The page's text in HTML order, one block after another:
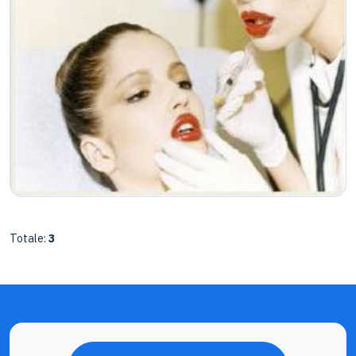
guardare il suo volto “a pezzi”, ovvero concentrandosi
sulle unità estetiche del viso (la fronte, la regione orbito-
palpebrale, la regione delle guance e il collo) e non nel suo
insieme. Poi le chiedo di guardare alcune foto di stelle del
cinema e di giudicarle insieme, voglio che mi dica cosa
ritiene attraente e cosa invece giudica antiestetico. Mi
rendo conto che ha una buona capacità di critica per ciò
che riguarda gli altri, che svanisce quando osserva se
stessa. Critica gli zigomi troppo accentuati di alcune attrici
molto simili ai propri. È un colloquio molto lungo ma lei mi
ascolta attenta. Riusciamo a focalizzare quali sono i punti
del volto che tendono a dare un aspetto invecchiato,
sopracciglia aprirò lo sguardo, riempirò le rughe intorno al
cederà alla tentazione di un filler “fuori programma” mi
iniziata 8 anni fa, quando probabilmente l’informazione
sulla chirurgia plastica era meno diffusa, e i filler erano
qualcosa di nuovo. Ad Agnese nel 2000 viene impiantato
prima del silicone liquido nelle labbra che le induce una
grave reazione allergica. Dopo una lunga cura a base di
cortisone, lo stesso medico, che accerto non essere un
dermatologo o un chirurgo plastico, decide di correggere
le imperfezioni iniettando un filler permanente non meglio
identificato. Il disastro si evidenzia solo alcuni mesi dopo
con la comparsa di una serie di granulomi. Comincia quello
noto che i filler permanenti sono fonte di numerosi
spesso incontro a rigetto da parte del sistema immunitario,
del viso. Iniettare due filler differenti nella stessa zona,
Totale: 3